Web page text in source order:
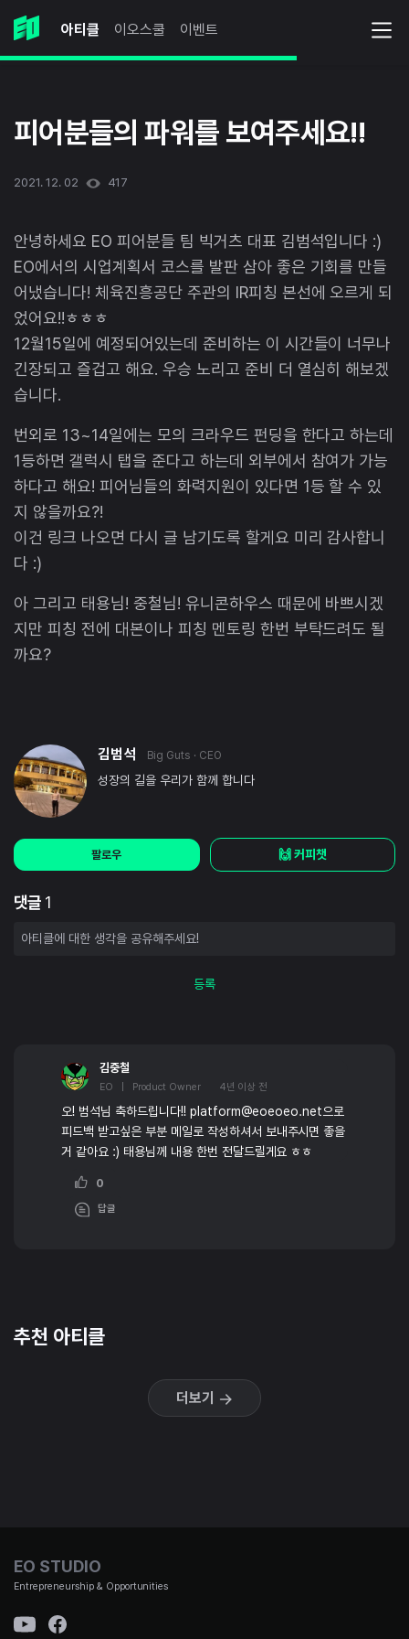
아티클 이오스쿨 이벤트
피어분들의 파워를 보여주세요!!
2021. 12. 02 417
안녕하세요 EO 피어분들 팀 빅거츠 대표 김범석입니다 :)
EO에서의 시업계획서 코스를 발판 삼아 좋은 기회를 만들
어냈습니다! 체육진흥공단 주관의 IR피칭 본선에 오르게 되
었어요!!ㅎㅎㅎ
12월15일에 예정되어있는데 준비하는 이 시간들이 너무나
긴장되고 즐겁고 해요. 우승 노리고 준비 더 열심히 해보겠
습니다.
번외로 13~14일에는 모의 크라우드 펀딩을 한다고 하는데
1등하면 갤럭시 탭을 준다고 하는데 외부에서 참여가 가능
하다고 해요! 피어님들의 화력지원이 있다면 1등 할 수 있
지 않을까요?!
이건 링크 나오면 다시 글 남기도록 할게요 미리 감사합니
다 :)
아 그리고 태용님! 중철님! 유니콘하우스 때문에 바쁘시겠
지만 피칭 전에 대본이나 피칭 멘토링 한번 부탁드려도 될
까요?
김범석 Big Guts · CEO
성장의 길을 우리가 함께 합니다
팔로우 🙌 커피챗
댓글 1
등록
김중철
EO | Product Owner 4년 이상 전
오! 범석님 축하드립니다!! platform@eoeoeo.net으로
피드백 받고싶은 부분 메일로 작성하셔서 보내주시면 좋을
거 같아요 :) 태용님께 내용 한번 전달드릴게요 ㅎㅎ
0
답글
추천 아티클
더보기
EO STUDIO
Entrepreneurship & Opportunities